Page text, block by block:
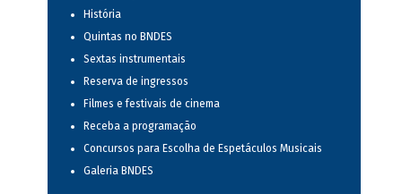
História
Quintas no BNDES
Sextas instrumentais
Reserva de ingressos
Filmes e festivais de cinema
Receba a programação
Concursos para Escolha de Espetáculos Musicais
Galeria BNDES